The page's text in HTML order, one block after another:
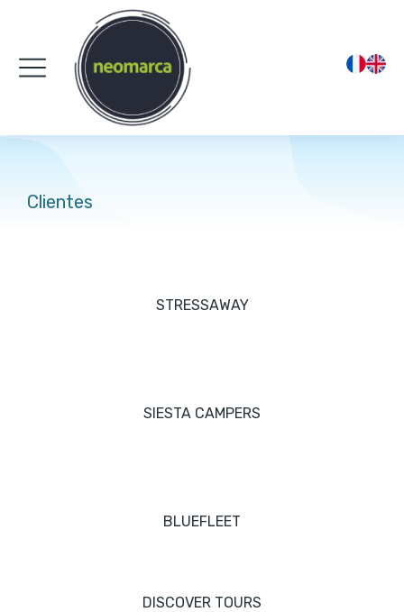
Clientes
STRESSAWAY
SIESTA CAMPERS
BLUEFLEET
DISCOVER TOURS